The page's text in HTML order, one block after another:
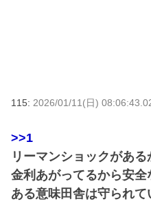
115: 2026/01/11(日)
>>1
リーマンショックがあ
金利あがってるから安全
ある意味田舎は守られて